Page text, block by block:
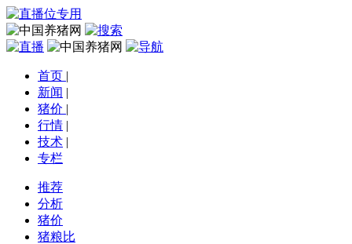
首页 |
新闻 |
猪价 |
行情 |
技术 |
专栏
推荐
分析
猪价
猪粮比